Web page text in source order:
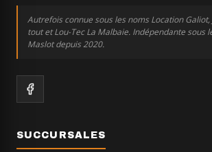
Autrefois connue sous les noms Location Galiot,
tout et Lou-Tec La Malbaie. Indépendante sous
Maslot depuis 2020.
SUCCURSALES